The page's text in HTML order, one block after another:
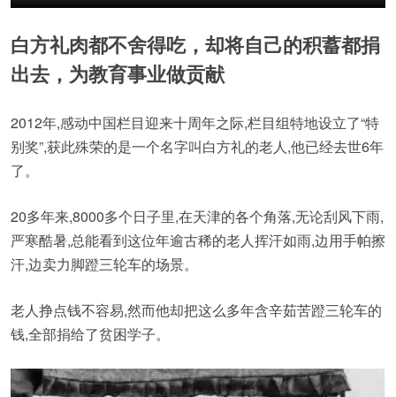
白方礼肉都不舍得吃，却将自己的积蓄都捐
出去，为教育事业做贡献
2012年,感动中国栏目迎来十周年之际,栏目组特地设立了“特
别奖”,获此殊荣的是一个名字叫白方礼的老人,他已经去世6年
了。
20多年来,8000多个日子里,在天津的各个角落,无论刮风下雨,
严寒酷暑,总能看到这位年逾古稀的老人挥汗如雨,边用手帕擦
汗,边卖力脚蹬三轮车的场景。
老人挣点钱不容易,然而他却把这么多年含辛茹苦蹬三轮车的
钱,全部捐给了贫困学子。